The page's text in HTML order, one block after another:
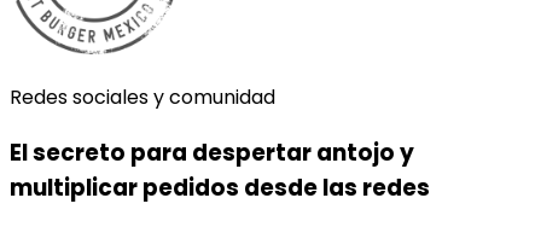
Redes sociales y comunidad
El secreto para despertar antojo y
multiplicar pedidos desde las redes